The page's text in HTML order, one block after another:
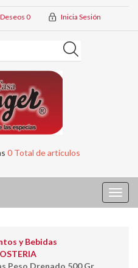
0 Inicia Sesión
0 Total de artículos
y Bebidas
Peso Drenado 500 Gr